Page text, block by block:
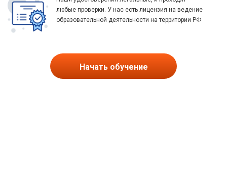
любые проверки. У нас есть лицензия на ведение
образовательной деятельности на территории РФ
Начать обучение